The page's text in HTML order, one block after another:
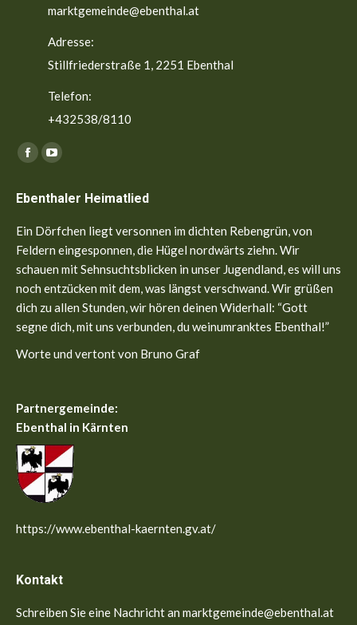
marktgemeinde@ebenthal.at
Adresse:
Stillfriederstraße 1, 2251 Ebenthal
Telefon:
+432538/8110
Finden Sie uns auf:
Facebook
opens
in
new
window
YouTube
opens
in
new
window
Ebenthaler Heimatlied
Ein Dörfchen liegt versonnen im dichten Rebengrün, von
Feldern eingesponnen, die Hügel nordwärts ziehn. Wir
schauen mit Sehnsuchtsblicken in unser Jugendland, es will uns
noch entzücken mit dem, was längst verschwand. Wir grüßen
dich zu allen Stunden, wir hören deinen Widerhall: “Gott
segne dich, mit uns verbunden, du weinumranktes Ebenthal!”
Worte und vertont von Bruno Graf
Partnergemeinde:
Ebenthal in Kärnten
https://www.ebenthal-kaernten.gv.at/
Kontakt
Schreiben Sie eine Nachricht an marktgemeinde@ebenthal.at